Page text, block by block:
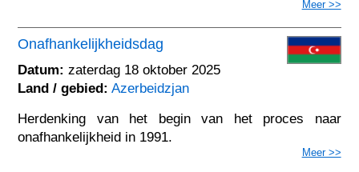
Meer >>
Onafhankelijkheidsdag
Datum: zaterdag 18 oktober 2025
Land / gebied: Azerbeidzjan
Herdenking van het begin van het proces naar
onafhankelijkheid in 1991.
Meer >>